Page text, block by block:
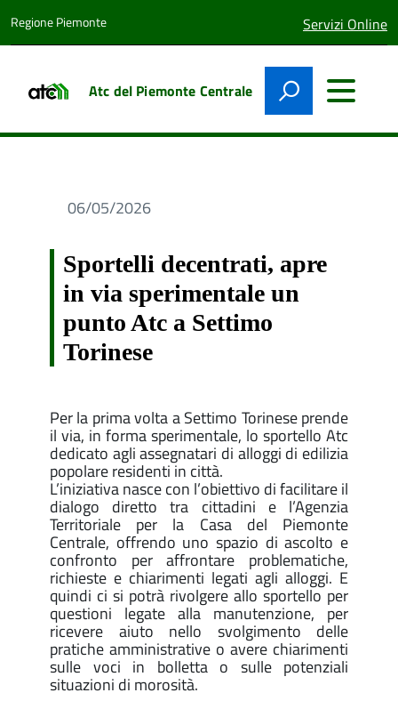
Regione Piemonte lingua
attiva:
Servizi Online
Atc del Piemonte Centrale
06/05/2026
Sportelli decentrati, apre
in via sperimentale un
punto Atc a Settimo
Torinese
Per la prima volta a Settimo Torinese prende
il via, in forma sperimentale, lo sportello Atc
dedicato agli assegnatari di alloggi di edilizia
popolare residenti in città.
L’iniziativa nasce con l’obiettivo di facilitare il
dialogo diretto tra cittadini e l’Agenzia
Territoriale per la Casa del Piemonte
Centrale, offrendo uno spazio di ascolto e
confronto per affrontare problematiche,
richieste e chiarimenti legati agli alloggi. E
quindi ci si potrà rivolgere allo sportello per
questioni legate alla manutenzione, per
ricevere aiuto nello svolgimento delle
pratiche amministrative o avere chiarimenti
sulle voci in bolletta o sulle potenziali
situazioni di morosità.